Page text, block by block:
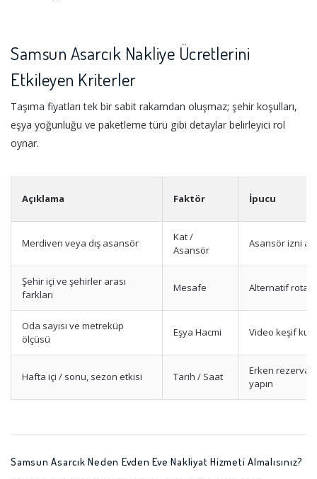
Samsun Asarcık Nakliye Ücretlerini
Etkileyen Kriterler
Taşıma fiyatları tek bir sabit rakamdan oluşmaz; şehir koşulları,
eşya yoğunluğu ve paketleme türü gibi detaylar belirleyici rol
oynar.
Açıklama Faktör İpucu
Merdiven veya dış asansör
Kat /
Asansör
Asansör izni
Şehir içi ve şehirler arası
farkları
Mesafe Alternatif rota
Oda sayısı ve metreküp
ölçüsü
Eşya Hacmi Video keşif
Hafta içi / sonu, sezon etkisi Tarih / Saat
Erken
yapın
Samsun Asarcık Neden Evden Eve Nakliyat Hizmeti Almalısınız?